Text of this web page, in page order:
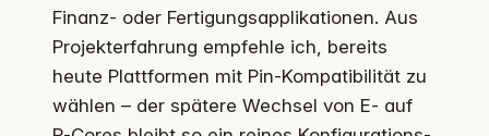
Finanz‑ oder Fertigungsapplikationen. Aus
Projekterfahrung empfehle ich, bereits
heute Plattformen mit Pin‑Kompatibilität zu
wählen – der spätere Wechsel von E‑ auf